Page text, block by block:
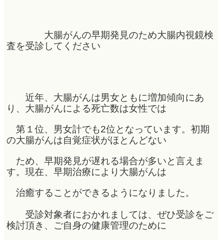
大腸がんの早期発見のため大腸内視鏡検
査を受診してください
近年、大腸がんは男女ともに増加傾向にあ
り、大腸がんによる死亡数は女性では
第１位、男女計でも2位となっています。初期
の大腸がんは自覚症状がほとんどない
ため、早期発見が遅れる場合が多いと言えま
す。現在、早期治療により大腸がんは
治癒することができるようになりました。
受診対象者におかれましては、ぜひ受診をご
検討頂き、ご自身の健康管理のために